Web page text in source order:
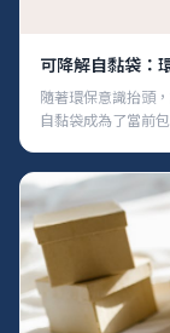
可降解自黏袋：
隨著環保意識抬頭
自黏袋成為了當前